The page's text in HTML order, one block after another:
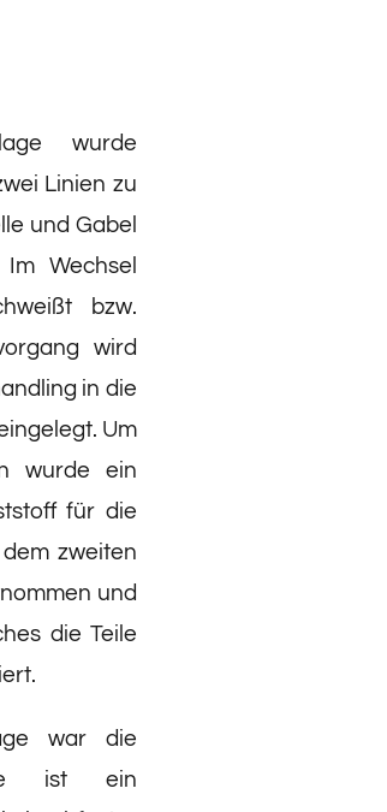
wurde
Linien zu
und Gabel
Wechsel
bzw.
wird
in die
Um
wurde ein
für die
zweiten
und
die Teile
war die
ist ein